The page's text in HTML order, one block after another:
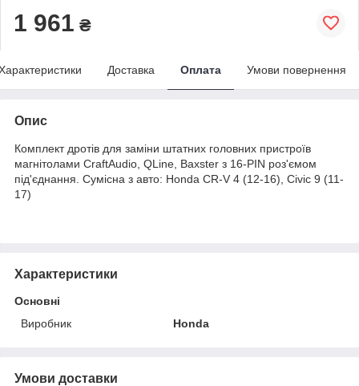
1 961 ₴
Доставка Оплата Умови повернення
Опис
Комплект дротів для заміни штатних головних пристроїв
магнітолами CraftAudio, QLine, Baxster з 16-PIN роз'ємом
під'єднання. Сумісна з авто: Honda CR-V 4 (12-16), Civic 9 (11-
17)
Характеристики
Основні
Виробник
Honda
Умови доставки